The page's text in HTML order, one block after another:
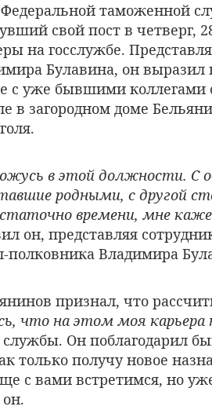
таможенной
свой пост в четверг,
на госслужбе.
Булавина, он выразил
с уже бывшими коллегами
в загородном доме
в этой должности. С
родными, с другой
времени, мне
он, представляя
полковника Владимира
признал, что
что на этом моя карьера
службы. Он поблагодарил
только получу новое
с вами встретимся, но